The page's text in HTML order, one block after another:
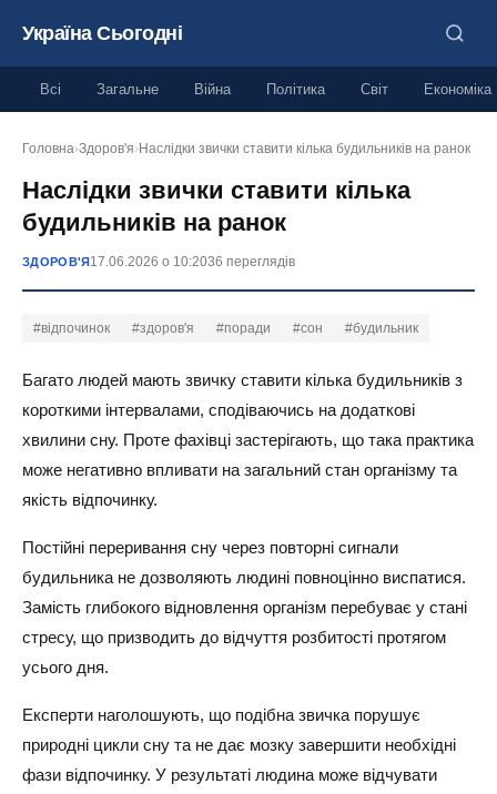
Україна Сьогодні
Всі Загальне Війна Політика Світ Економіка
Головна›Здоров'я› Наслідки звички ставити кілька будильників на ранок
Наслідки звички ставити кілька
будильників на ранок
ЗДОРОВ'Я17.06.2026 о 10:2036 переглядів
#відпочинок #здоров'я #поради #сон #будильник
Багато людей мають звичку ставити кілька будильників з
короткими інтервалами, сподіваючись на додаткові
хвилини сну. Проте фахівці застерігають, що така практика
може негативно впливати на загальний стан організму та
якість відпочинку.
Постійні переривання сну через повторні сигнали
будильника не дозволяють людині повноцінно виспатися.
Замість глибокого відновлення організм перебуває у стані
стресу, що призводить до відчуття розбитості протягом
усього дня.
Експерти наголошують, що подібна звичка порушує
природні цикли сну та не дає мозку завершити необхідні
фази відпочинку. У результаті людина може відчувати